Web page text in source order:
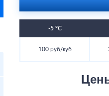
-5 °C
100 руб/куб